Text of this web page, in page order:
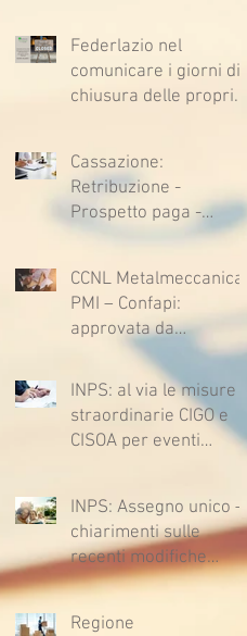
Federlazio nel
comunicare i giorni di
chiusura delle proprie
Cassazione:
Retribuzione -
Prospetto paga -
Confessione
sfavore del datore di
lavoro - Prova legale -
Sussiste. (Cc, articoli
1362, 2697, 2730,
2732, 2734 e 2735)
CCNL Metalmeccanica
PMI – Confapi:
approvata da
lavoratrici e lavoratori
l’ipotesi di accordo per
il rinnovo del CCNL
INPS: al via le misure
straordinarie CIGO e
CISOA per eventi
INPS: Assegno unico –
chiarimenti sulle
recenti modifiche
legislative
Regione